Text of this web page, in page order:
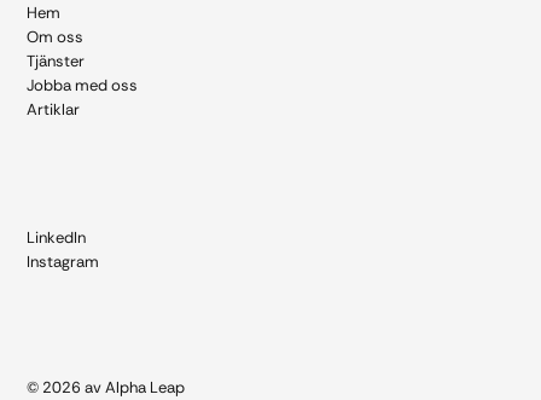
Hem
Om oss
Tjänster
Jobba med oss
Artiklar
LinkedIn
Instagram
© 2026 av Alpha Leap